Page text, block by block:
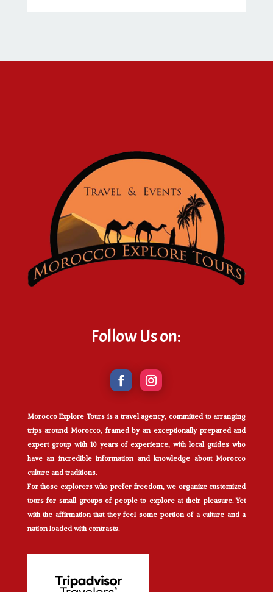
Follow Us on:
Morocco Explore Tours is a travel agency, committed to arranging
trips around Morocco, framed by an exceptionally prepared and
expert group with 10 years of experience, with local guides who
have an incredible information and knowledge about Morocco
culture and traditions.
For those explorers who prefer freedom, we organize customized
tours for small groups of people to explore at their pleasure. Yet
with the affirmation that they feel some portion of a culture and a
nation loaded with contrasts.